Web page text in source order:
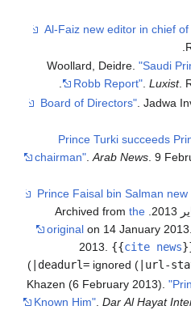
Woollard,
Robb
.
"Prince Turki
chairman" .Arab
originalon 14
2013. {{
|deadurl=
)
Khazen (6
Known Him".Dar